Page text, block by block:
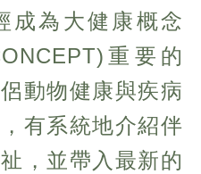
成為大健康概念
重要的
動物健康與疾病
有系統地介紹伴
，並帶入最新的